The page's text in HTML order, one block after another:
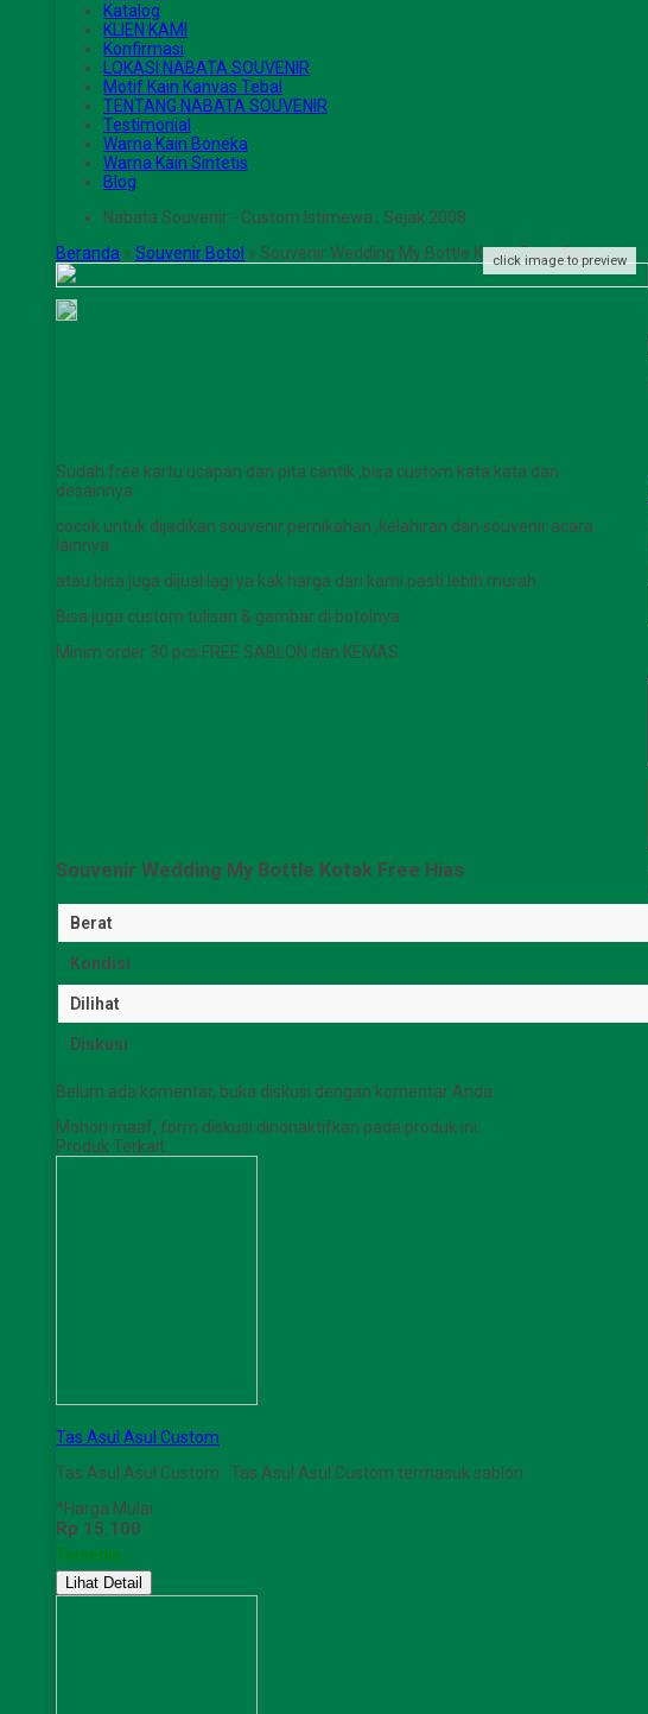
Katalog
KLIEN KAMI
Konfirmasi
LOKASI NABATA SOUVENIR
Motif Kain Kanvas Tebal
TENTANG NABATA SOUVENIR
Testimonial
Warna Kain Boneka
Warna Kain Sintetis
Blog
Nabata Souvenir - Custom Istimewa , Sejak 2008 .
Beranda » Souvenir Botol » Souvenir Wedding My Bottle Kotak Free Hias
click image to preview
Sudah free kartu ucapan dan pita cantik ,bisa custom kata kata dan
desainnya
cocok untuk dijadikan souvenir pernikahan ,kelahiran dan souvenir acara
lainnya
atau bisa juga dijual lagi ya kak harga dari kami pasti lebih murah
Bisa juga custom tulisan & gambar di botolnya
Minim order 30 pcs FREE SABLON dan KEMAS
Souvenir Wedding My Bottle Kotak Free Hias
Berat
Kondisi
Dilihat
Diskusi
Belum ada komentar, buka diskusi dengan komentar Anda.
Mohon maaf, form diskusi dinonaktifkan pada produk ini.
Produk Terkait
Tas Asul Asul Custom
Tas Asul Asul Custom Tas Asul Asul Custom termasuk sablon
*Harga Mulai
Rp 15.100
Tersedia
Lihat Detail